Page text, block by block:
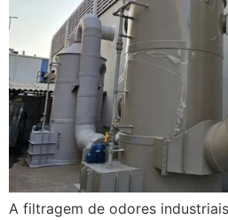
A filtragem de odores